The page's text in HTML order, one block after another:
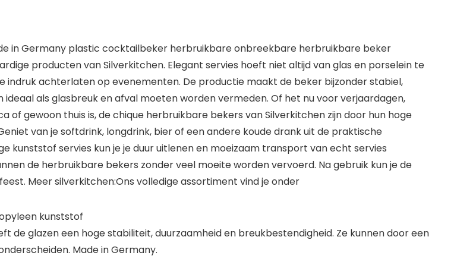
in Germany plastic cocktailbeker herbruikbare onbreekbare herbruikbare beker
producten van Silverkitchen. Elegant servies hoeft niet altijd van glas en porselein te
indruk achterlaten op evenementen. De productie maakt de beker bijzonder stabiel,
als glasbreuk en afval moeten worden vermeden. Of het nu voor verjaardagen,
gewoon thuis is, de chique herbruikbare bekers van Silverkitchen zijn door hun hoge
van je softdrink, longdrink, bier of een andere koude drank uit de praktische
kunststof servies kun je je duur uitlenen en moeizaam transport van echt servies
de herbruikbare bekers zonder veel moeite worden vervoerd. Na gebruik kun je de
Meer silverkitchen:Ons volledige assortiment vind je onder
kunststof
de glazen een hoge stabiliteit, duurzaamheid en breukbestendigheid. Ze kunnen door een
Made in Germany.